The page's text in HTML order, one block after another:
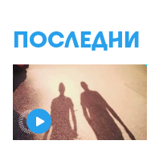
ПОСЛЕДНИ